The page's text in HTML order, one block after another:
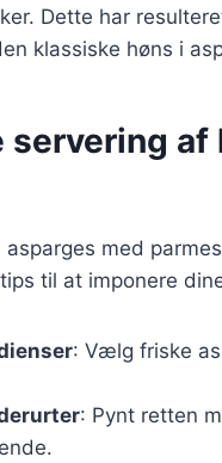
Dette har
klassiske høns i
servering af
asparges med
til at imponere
: Vælg friske
: Pynt retten